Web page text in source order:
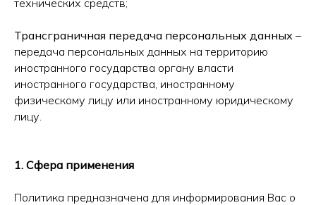
технических средств;
Трансграничная передача персональных данных –
передача персональных данных на территорию
иностранного государства органу власти
иностранного государства, иностранному
физическому лицу или иностранному юридическому
лицу.
1. Сфера применения
Политика предназначена для информирования Вас о